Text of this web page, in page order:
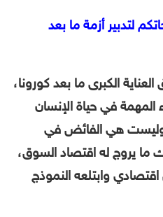
لتدبير أزمة ما بعد
الكبرى ما بعد كورونا،
المهمة في حياة الإنسان
وليست هي الفائض في
ما يروج له اقتصاد السوق،
وابتلعه النموذج